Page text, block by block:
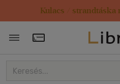
Kulacs / strandtáska
Törzsvásárlói Kártya